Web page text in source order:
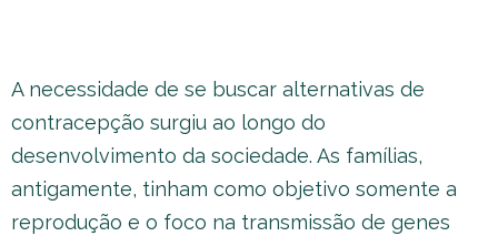
A necessidade de se buscar alternativas de
contracepção surgiu ao longo do
desenvolvimento da sociedade. As famílias,
antigamente, tinham como objetivo somente a
reprodução e o foco na transmissão de genes